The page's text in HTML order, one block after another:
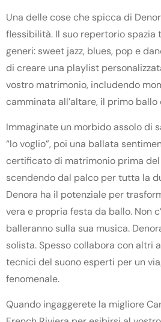
Una delle cose che spicca di
flessibilità. Il suo repertorio spazia
generi: sweet jazz, blues, pop e
di creare una playlist
vostro matrimonio, includendo
camminata all’altare, il primo
Immaginate un morbido assolo di
“lo voglio”, poi una ballata
certificato di matrimonio prima del
scendendo dal palco per tutta la
Denora ha il potenziale per
vera e propria festa da ballo. Non
balleranno sulla sua musica.
solista. Spesso collabora con altri
tecnici del suono esperti per un
fenomenale.
Quando ingaggerete la migliore